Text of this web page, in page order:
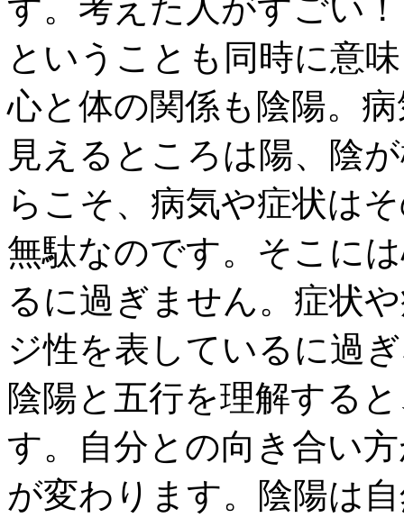
す。考えた人がすごい
ということも同時に意
心と体の関係も陰陽。
見えるところは陽、陰
らこそ、病気や症状は
無駄なのです。そこに
るに過ぎません。症状
ジ性を表しているに過
陰陽と五行を理解する
す。自分との向き合い
が変わります。陰陽は